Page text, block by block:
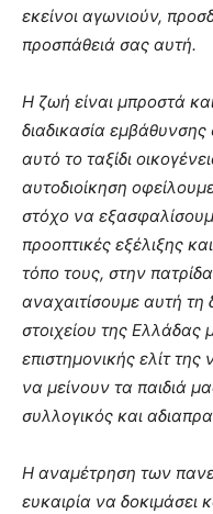
εκείνοι αγωνιούν,
προσπάθειά σας αυτή.
Η ζωή είναι μπροστά και
διαδικασία εμβάθυνσης
αυτό το ταξίδι
αυτοδιοίκηση
στόχο να
προοπτικές εξέλιξης
τόπο τους, στην
αναχαιτίσουμε αυτή τη
στοιχείου της Ελλάδας
επιστημονικής ελίτ
να μείνουν τα παιδιά
συλλογικός και
Η αναμέτρηση των
ευκαιρία να δοκιμάσει